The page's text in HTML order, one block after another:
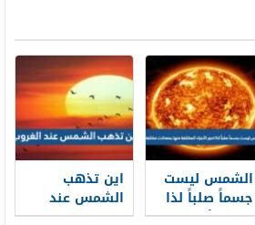
الشمس ليست
جسماً صلباً لذا
تدور الأجزاء
اين تذهب
الشمس عند
الغروب